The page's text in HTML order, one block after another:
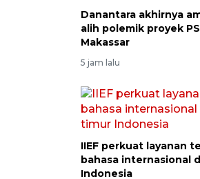
Danantara akhirnya
alih polemik proyek
Makassar
5 jam lalu
IIEF perkuat layanan
bahasa internasional
Indonesia